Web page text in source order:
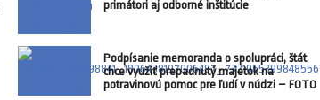
primátori aj odborné inštitúcie
Podpísanie memoranda o spolupráci, štát
chce využiť prepadnutý majetok na
potravinovú pomoc pre ľudí v núdzi – FOTO